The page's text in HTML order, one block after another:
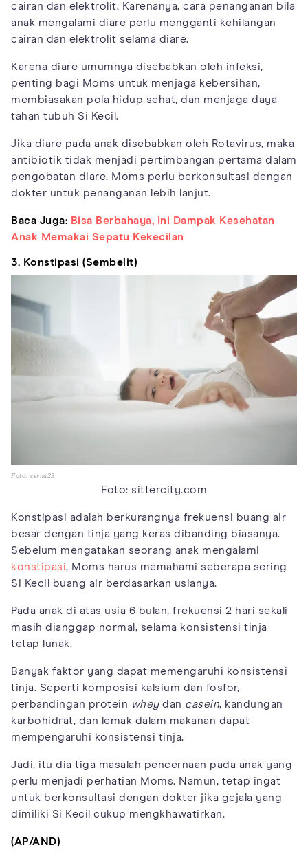
cairan dan elektrolit. Karenanya, cara penanganan bila
anak mengalami diare perlu mengganti kehilangan
cairan dan elektrolit selama diare.
Karena diare umumnya disebabkan oleh infeksi,
penting bagi Moms untuk menjaga kebersihan,
membiasakan pola hidup sehat, dan menjaga daya
tahan tubuh Si Kecil.
Jika diare pada anak disebabkan oleh Rotavirus, maka
antibiotik tidak menjadi pertimbangan pertama dalam
pengobatan diare. Moms perlu berkonsultasi dengan
dokter untuk penanganan lebih lanjut.
Baca Juga: Bisa Berbahaya, Ini Dampak Kesehatan
Anak Memakai Sepatu Kekecilan
3. Konstipasi (Sembelit)
Foto: cerna23
Foto: sittercity.com
Konstipasi adalah berkurangnya frekuensi buang air
besar dengan tinja yang keras dibanding biasanya.
Sebelum mengatakan seorang anak mengalami
konstipasi, Moms harus memahami seberapa sering
Si Kecil buang air berdasarkan usianya.
Pada anak di atas usia 6 bulan, frekuensi 2 hari sekali
masih dianggap normal, selama konsistensi tinja
tetap lunak.
Banyak faktor yang dapat memengaruhi konsistensi
tinja. Seperti komposisi kalsium dan fosfor,
perbandingan protein wheydan casein, kandungan
karbohidrat, dan lemak dalam makanan dapat
mempengaruhi konsistensi tinja.
Jadi, itu dia tiga masalah pencernaan pada anak yang
perlu menjadi perhatian Moms. Namun, tetap ingat
untuk berkonsultasi dengan dokter jika gejala yang
dimiliki Si Kecil cukup mengkhawatirkan.
(AP/AND)